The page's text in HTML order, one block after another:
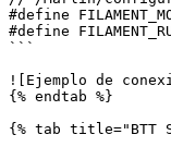
#define
#define
```
![Ejemplo de
{% endtab %}
{% tab title="BTT